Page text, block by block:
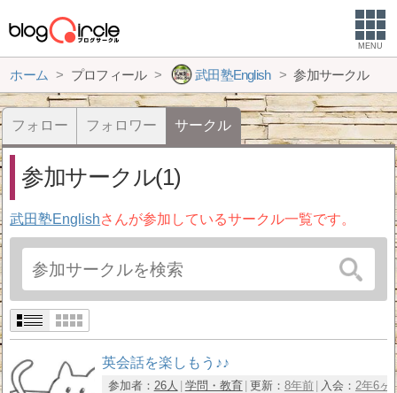
MENU
ホーム プロフィール 武田塾English 参加サークル
フォロー フォロワー サークル
参加サークル(1)
武田塾Englishさんが参加しているサークル一覧です。
英会話を楽しもう♪♪
参加者： 26人 学問・教育 更新： 8年前 入会： 2年6ヶ